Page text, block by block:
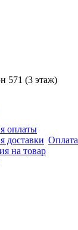
571 (3 этаж)
оплаты
доставки
на товар
Оплата